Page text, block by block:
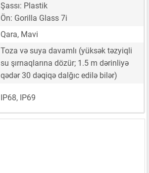
Şassı: Plastik
Ön: Gorilla Glass 7i
Qara, Mavi
Toza və suya davamlı (yüksək təzyiqli
su şırnaqlarına dözür; 1.5 m dərinliyə
qədər 30 dəqiqə dalğıc edilə bilər)
IP68, IP69